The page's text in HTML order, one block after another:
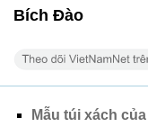
Bích Đào
Mẫu túi xách